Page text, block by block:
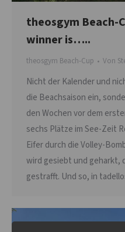
theosgym Beach-
winner is…..
theosgym Beach-Cup Von
Nicht der Kalender und
die Beachsaison ein,
den Wochen vor dem
sechs Plätze im See-Zeit
Eifer durch die Volley-
wird gesiebt und geharkt,
gestrafft. Und so, in